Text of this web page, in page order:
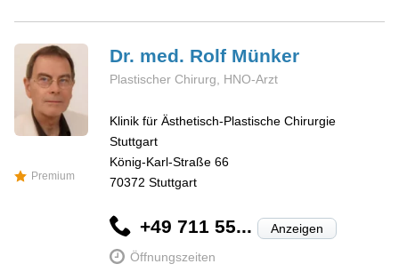
Premium
Dr. med. Rolf Münker
Plastischer Chirurg, HNO-Arzt
Klinik für Ästhetisch-Plastische Chirurgie
Stuttgart
König-Karl-Straße 66
70372 Stuttgart
+49 711 55... Anzeigen
Öffnungszeiten